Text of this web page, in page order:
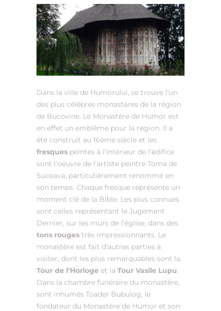
Dans la ville de Humorului, se trouve l’un
des plus célèbres monastères de la région
de Bucovine. Le Monastère de Humor est
en effet un emblème pour la région. Il a
été construit au 16ème siècle et les
fresques peintes à l’intérieur de l’édifice
sont l’oeuvre de l’artiste peintre Toma de
Suceava, particulièrement renommé en
son temps. Chaque fresque représente un
moment clé de la Bible. Les plus connues
sont celles représentant le Jugement
Dernier, sur les murs de l’église, dans des
tons rouges très impressionnants. Le
monastère est fait d’autres parties à
visiter, dont les plus remarquables sont la
Tour de l’Horloge et la Tour Vasile Lupu.
Dans la chambre funéraire du monastère,
sont inhumés Toader Bubuiog, le
fondateur du Monastère de Humor et son